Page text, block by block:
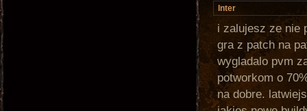
Inter
i zalujesz ze nie
gra z patch na
wygladalo pvm
potworkom o
na dobre.